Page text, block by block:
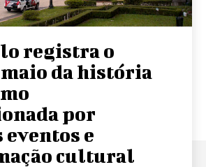
registra o
da história
por
eventos e
cultural